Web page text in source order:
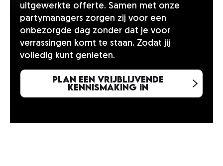
uitgewerkte offerte. Samen met onze
partymanagers zorgen zij voor een
onbezorgde dag zonder dat je voor
verrassingen komt te staan. Zodat jij
volledig kunt genieten.
Plan een vrijblijvende
kennismaking in